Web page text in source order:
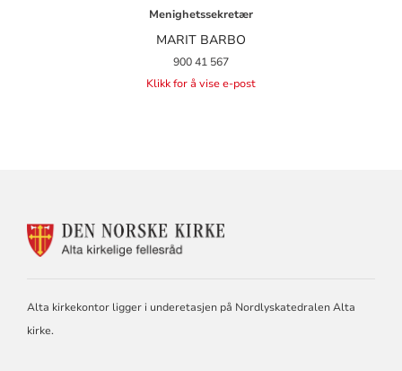
Menighetssekretær
MARIT BARBO
900 41 567
Klikk for å vise e-post
KONTAKTINFORMASJON
FELLESRÅD
Alta kirkekontor ligger i underetasjen på Nordlyskatedralen Alta
kirke.